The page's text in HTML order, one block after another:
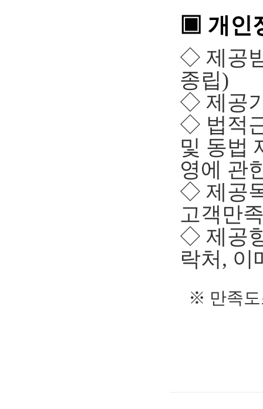
▣ 개인
◇ 제공
종립)
◇ 제공
◇ 법적
및 동법
영에 관
◇ 제공
고객만
◇ 제공
락처, 이
※ 만족도